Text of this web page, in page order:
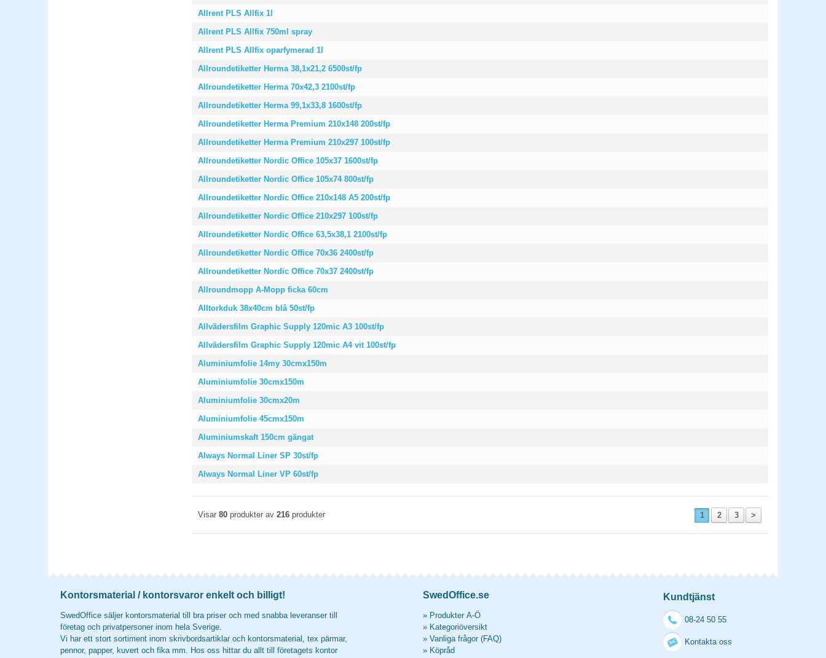
Allrent PLS Allfix 1l
Allrent PLS Allfix 750ml spray
Allrent PLS Allfix oparfymerad 1l
Allroundetiketter Herma 38,1x21,2 6500st/fp
Allroundetiketter Herma 70x42,3 2100st/fp
Allroundetiketter Herma 99,1x33,8 1600st/fp
Allroundetiketter Herma Premium 210x148 200st/fp
Allroundetiketter Herma Premium 210x297 100st/fp
Allroundetiketter Nordic Office 105x37 1600st/fp
Allroundetiketter Nordic Office 105x74 800st/fp
Allroundetiketter Nordic Office 210x148 A5 200st/fp
Allroundetiketter Nordic Office 210x297 100st/fp
Allroundetiketter Nordic Office 63,5x38,1 2100st/fp
Allroundetiketter Nordic Office 70x36 2400st/fp
Allroundetiketter Nordic Office 70x37 2400st/fp
Allroundmopp A-Mopp ficka 60cm
Alltorkduk 38x40cm blå 50st/fp
Allvädersfilm Graphic Supply 120mic A3 100st/fp
Allvädersfilm Graphic Supply 120mic A4 vit 100st/fp
Aluminiumfolie 14my 30cmx150m
Aluminiumfolie 30cmx150m
Aluminiumfolie 30cmx20m
Aluminiumfolie 45cmx150m
Aluminiumskaft 150cm gängat
Always Normal Liner SP 30st/fp
Always Normal Liner VP 60st/fp
Visar 80 produkter av 216 produkter 1 2 3 >
Kontorsmaterial / kontorsvaror enkelt och billigt!
SwedOffice säljer kontorsmaterial till bra priser och med snabba leveranser till
företag och privatpersoner inom hela Sverige.
Vi har ett stort sortiment inom skrivbordsartiklar och kontorsmaterial, tex pärmar,
pennor, papper, kuvert och fika mm. Hos oss hittar du allt till företagets kontor
SwedOffice.se
» Produkter A-Ö
» Kategoriöversikt
» Vanliga frågor (FAQ)
» Köpråd
Kundtjänst
08-24 50 55
Kontakta oss